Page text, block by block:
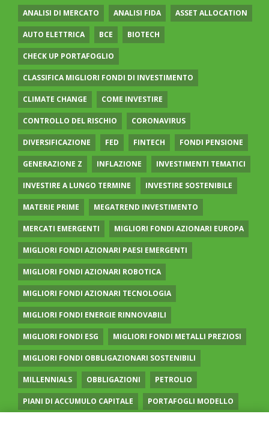
ANALISI DI MERCATO ANALISI FIDA ASSET ALLOCATION
AUTO ELETTRICA BCE BIOTECH
CHECK UP PORTAFOGLIO
CLASSIFICA MIGLIORI FONDI DI INVESTIMENTO
CLIMATE CHANGE COME INVESTIRE
CONTROLLO DEL RISCHIO CORONAVIRUS
DIVERSIFICAZIONE FED FINTECH FONDI PENSIONE
GENERAZIONE Z INFLAZIONE INVESTIMENTI TEMATICI
INVESTIRE A LUNGO TERMINE INVESTIRE SOSTENIBILE
MATERIE PRIME MEGATREND INVESTIMENTO
MERCATI EMERGENTI MIGLIORI FONDI AZIONARI EUROPA
MIGLIORI FONDI AZIONARI PAESI EMERGENTI
MIGLIORI FONDI AZIONARI ROBOTICA
MIGLIORI FONDI AZIONARI TECNOLOGIA
MIGLIORI FONDI ENERGIE RINNOVABILI
MIGLIORI FONDI ESG MIGLIORI FONDI METALLI PREZIOSI
MIGLIORI FONDI OBBLIGAZIONARI SOSTENIBILI
MILLENNIALS OBBLIGAZIONI PETROLIO
PIANI DI ACCUMULO CAPITALE PORTAFOGLI MODELLO